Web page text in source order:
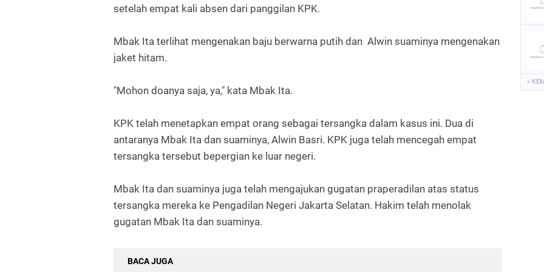
setelah empat kali absen dari panggilan KPK.
Mbak Ita terlihat mengenakan baju berwarna putih dan Alwin suaminya mengenakan
jaket hitam.
"Mohon doanya saja, ya," kata Mbak Ita.
KPK telah menetapkan empat orang sebagai tersangka dalam kasus ini. Dua di
antaranya Mbak Ita dan suaminya, Alwin Basri. KPK juga telah mencegah empat
tersangka tersebut bepergian ke luar negeri.
Mbak Ita dan suaminya juga telah mengajukan gugatan praperadilan atas status
tersangka mereka ke Pengadilan Negeri Jakarta Selatan. Hakim telah menolak
gugatan Mbak Ita dan suaminya.
BACA JUGA
«